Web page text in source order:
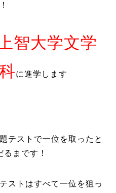
上智大学文学
に進学します
テストで一位を取ったと
るまです！
ストはすべて一位を狙っ